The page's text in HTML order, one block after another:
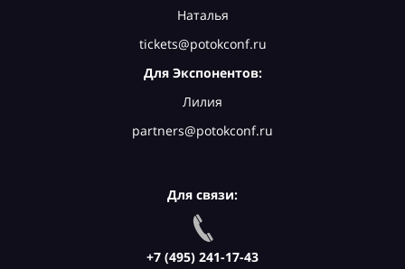
Наталья
tickets@potokconf.ru
Для Экспонентов:
Лилия
partners@potokconf.ru
Для связи:
+7 (495) 241-17-43